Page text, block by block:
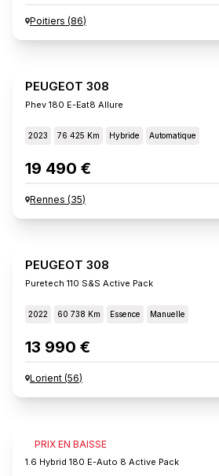
Poitiers (86)
PEUGEOT 308
Phev 180 E-Eat8 Allure
2023 76 425 Km Hybride Automatique
19 490 €
Rennes (35)
PEUGEOT 308
Puretech 110 S&s Active Pack
2022 60 738 Km Essence Manuelle
13 990 €
Lorient (56)
PRIX EN BAISSE
PEUGEOT 308
1.6 Hybrid 180 E-Auto 8 Active Pack